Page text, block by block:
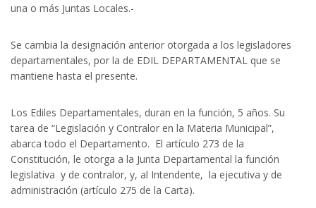
una o más Juntas Locales.-
Se cambia la designación anterior otorgada a los legisladores
departamentales, por la de EDIL DEPARTAMENTAL que se
mantiene hasta el presente.
Los Ediles Departamentales, duran en la función, 5 años. Su
tarea de “Legislación y Contralor en la Materia Municipal”,
abarca todo el Departamento. El artículo 273 de la
Constitución, le otorga a la Junta Departamental la función
legislativa y de contralor, y, al Intendente, la ejecutiva y de
administración (artículo 275 de la Carta).